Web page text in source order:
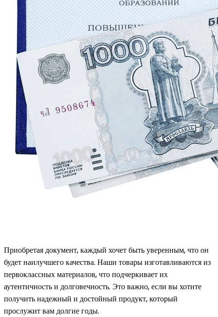
Приобретая документ, каждый хочет быть уверенным, что он
будет наилучшего качества. Наши товары изготавливаются из
первоклассных материалов, что подчеркивает их
аутентичность и долговечность. Это важно, если вы хотите
получить надежный и достойный продукт, который
прослужит вам долгие годы.